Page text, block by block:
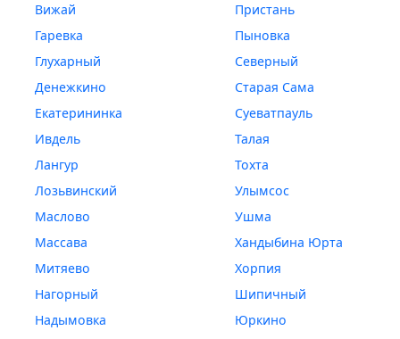
Вижай
Гаревка
Глухарный
Денежкино
Екатерининка
Ивдель
Лангур
Лозьвинский
Маслово
Массава
Митяево
Нагорный
Надымовка
Пристань
Пыновка
Северный
Старая Сама
Суеватпауль
Талая
Тохта
Улымсос
Ушма
Хандыбина Юрта
Хорпия
Шипичный
Юркино